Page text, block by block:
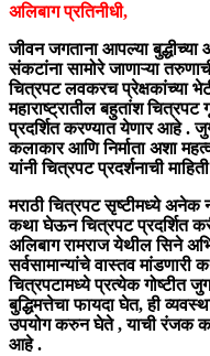
अलिबाग प्रतिनीधी,
जीवन जगताना आपल्या बुद्धीच्या
संकटांना सामोरे जाणाऱ्या
चित्रपट लवकरच प्रेक्षकांच्या
महाराष्ट्रातील बहुतांश
प्रदर्शित करण्यात येणार आहे .
कलाकार आणि निर्माता अशा
यांनी चित्रपट प्रदर्शनाची
मराठी चित्रपट सृष्टीमध्ये अनेक
कथा घेऊन चित्रपट प्रदर्शित
अलिबाग रामराज येथील सिने
सर्वसामान्यांचे वास्तव
चित्रपटामध्ये प्रत्येक गोष्टीत
बुद्धिमत्तेचा फायदा घेत, ही
उपयोग करुन घेते , याची रंजक
आहे .